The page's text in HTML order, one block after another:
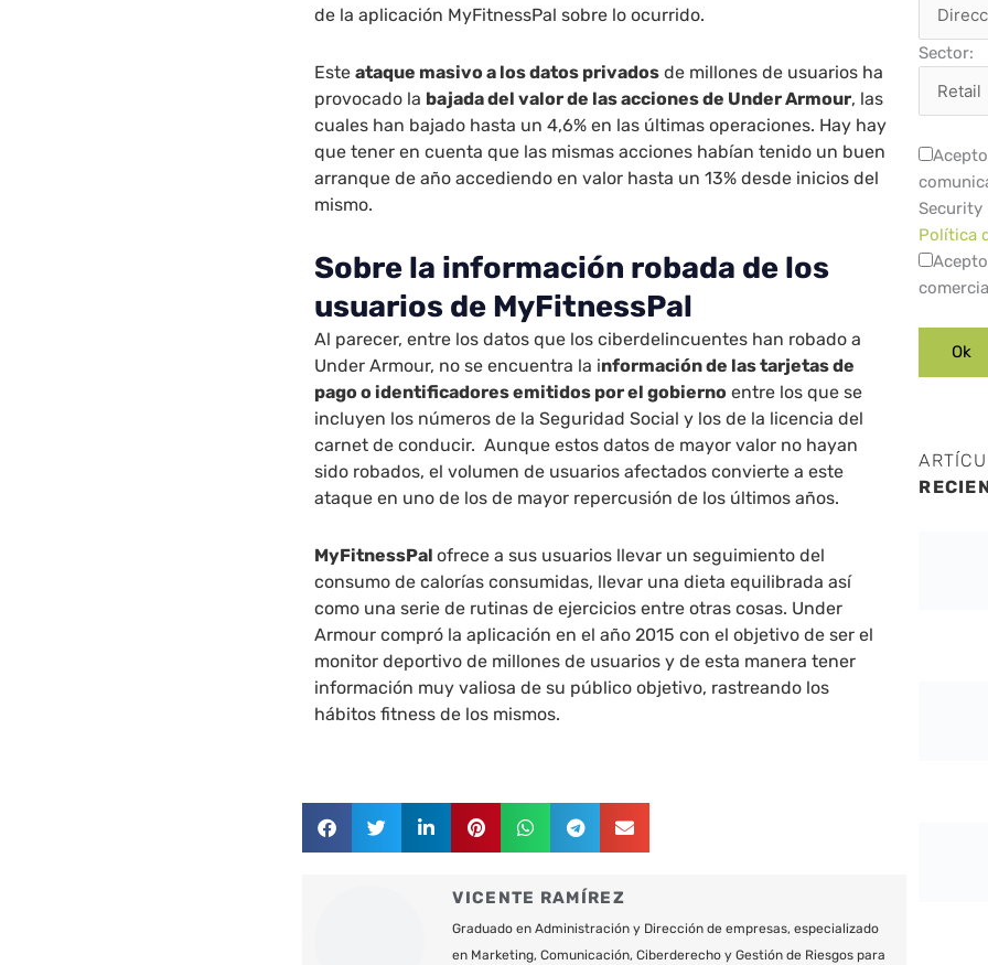
de la aplicación MyFitnessPal sobre lo ocurrido.
Esteataque masivo a los datos privados de millones de usuarios ha
provocado la bajada del valor de las acciones de Under Armour, las
cuales han bajado hasta un 4,6% en las últimas operaciones. Hay hay
que tener en cuenta que las mismas acciones habían tenido un buen
arranque de año accediendo en valor hasta un 13% desde inicios del
mismo.
Sobre la información robada de los
usuarios de MyFitnessPal
Al parecer, entre los datos que los ciberdelincuentes han robado a
Under Armour, no se encuentra la información de las tarjetas de
pago o identificadores emitidos por el gobierno entre los que se
incluyen los números de la Seguridad Social y los de la licencia del
carnet de conducir. Aunque estos datos de mayor valor no hayan
sido robados, el volumen de usuarios afectados convierte a este
ataque en uno de los de mayor repercusión de los últimos años.
MyFitnessPalofrece a sus usuarios llevar un seguimiento del
consumo de calorías consumidas, llevar una dieta equilibrada así
como una serie de rutinas de ejercicios entre otras cosas. Under
Armour compró la aplicación en el año 2015 con el objetivo de ser el
monitor deportivo de millones de usuarios y de esta manera tener
información muy valiosa de su público objetivo, rastreando los
hábitos fitness de los mismos.
VICENTE RAMÍREZ
Graduado en Administración y Dirección de empresas, especializado
en Marketing, Comunicación, Ciberderecho y Gestión de Riesgos para
Sector:
Security
Política